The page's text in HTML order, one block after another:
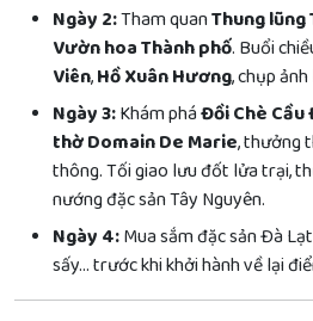
Ngày 2:Tham quanThung lũng
Vườn hoa Thành phố. Buổi
Viên,Hồ Xuân Hương, chụp
Ngày 3:Khám pháĐồi Chè Cầu
thờ Domain De Marie, thưởng
thông. Tối giao lưu đốt lửa trại,
nướng đặc sản Tây Nguyên.
Ngày 4:Mua sắm đặc sản Đà
sấy… trước khi khởi hành về lại